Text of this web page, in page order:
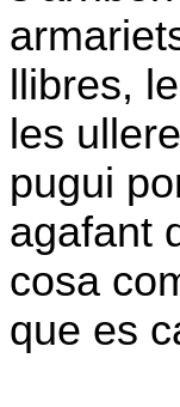
llibres,
les
pugui
agafant
cosa
que es